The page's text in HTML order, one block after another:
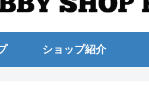
ショップ紹介